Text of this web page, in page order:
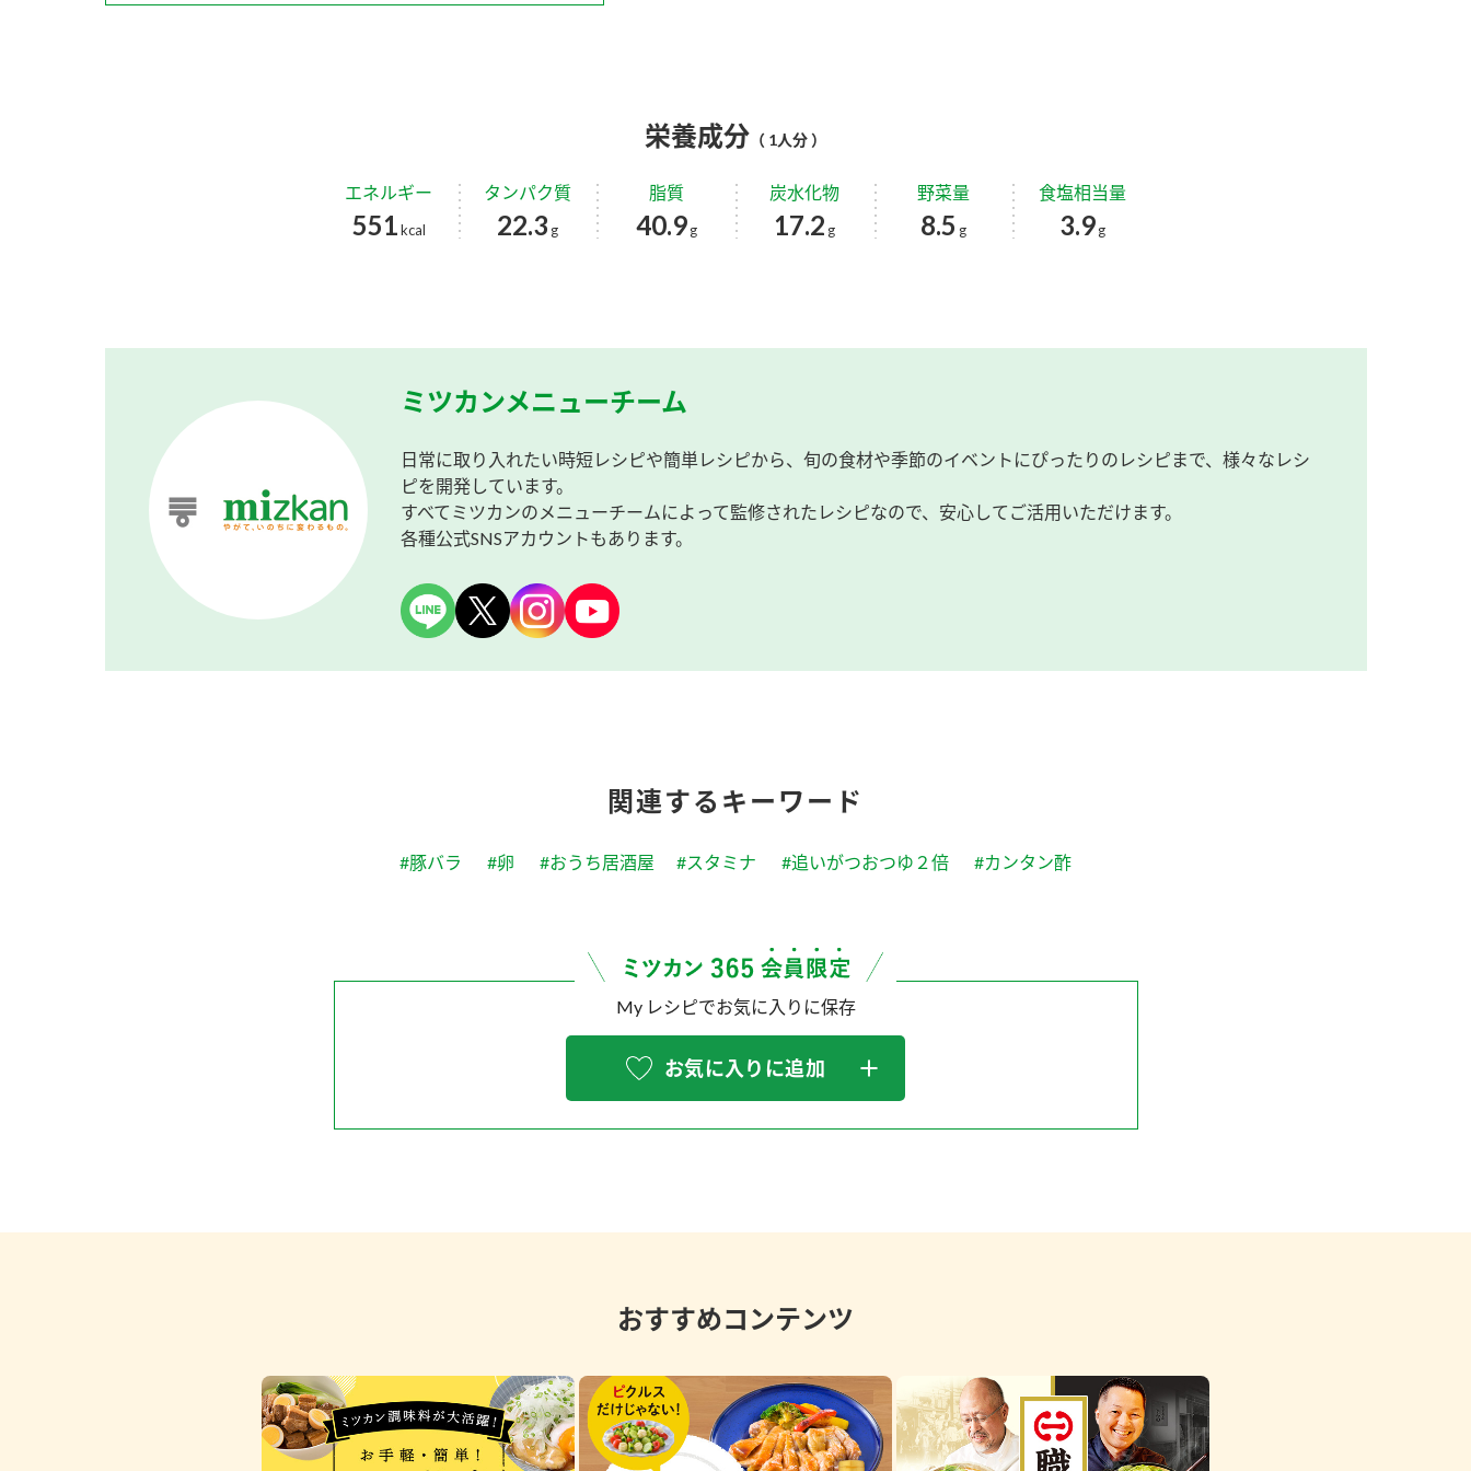
栄養成分 （ 1人分 ）
エネルギー
551kcal
タンパク質
22.3 g
脂質
40.9 g
炭水化物
17.2 g
野菜量
8.5 g
食塩相当量
3.9 g
ミツカンメニューチーム
日常に取り入れたい時短レシピや簡単レシピから、旬の食材や季節のイベントにぴったりのレシピまで、様々なレシ
ピを開発しています。
すべてミツカンのメニューチームによって監修されたレシピなので、安心してご活用いただけます。
各種公式SNSアカウントもあります。
関連するキーワード
#豚バラ #卵 #おうち居酒屋 #スタミナ #追いがつおつゆ２倍 #カンタン酢
My レシピでお気に入りに保存
お気に入りに追加
おすすめコンテンツ